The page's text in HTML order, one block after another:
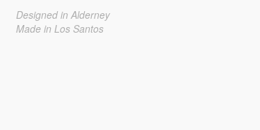
Designed in Alderney
Made in Los Santos